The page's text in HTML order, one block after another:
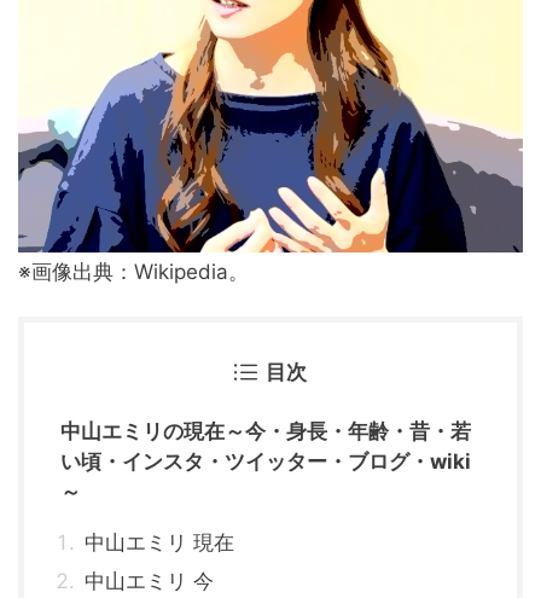
※画像出典：Wikipedia。
目次
中山エミリの現在～今・身長・年齢・昔・若
い頃・インスタ・ツイッター・ブログ・wiki
～
中山エミリ 現在
中山エミリ 今